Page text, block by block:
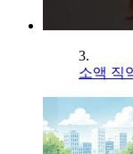
3.
소액 직